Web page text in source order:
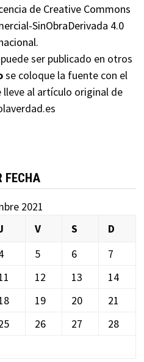
de Creative Commons
SinObraDerivada 4.0
.
ser publicado en otros
se coloque la fuente con el
lleve al artículo original de
FECHA
2021
V S
D
5 6
7
12 13
14
19 20
21
26 27
28